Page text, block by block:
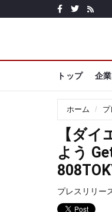
トップ 企
ホーム
【ダ
よう
プレスリリー